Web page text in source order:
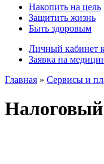
Накопить на цель
Защитить жизнь
Быть здоровым
Личный кабинет
Заявка на
Главная » Сервисы и